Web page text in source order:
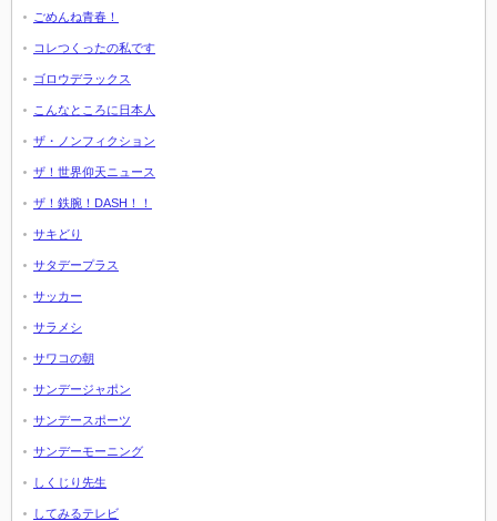
ごめんね青春！
コレつくったの私です
ゴロウデラックス
こんなところに日本人
ザ・ノンフィクション
ザ！世界仰天ニュース
ザ！鉄腕！DASH！！
サキどり
サタデープラス
サッカー
サラメシ
サワコの朝
サンデージャポン
サンデースポーツ
サンデーモーニング
しくじり先生
してみるテレビ